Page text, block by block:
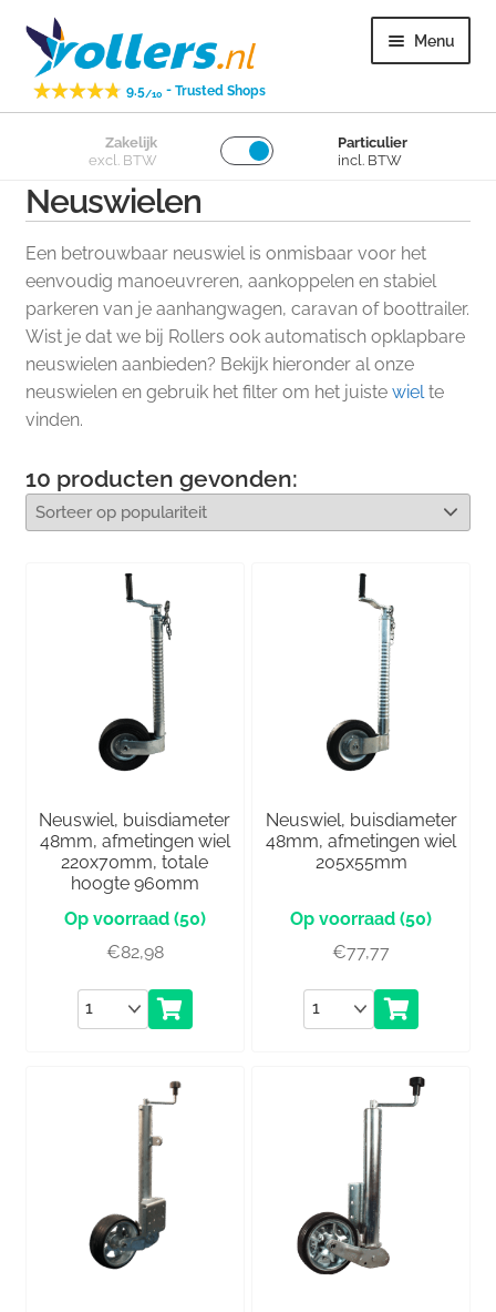
Ga
door
naar
navigatie
Ga
naar
de
inhoud
9.5/10 - Trusted Shops
Menu
Zwenkwielen
Bokwielen
Losse wielen
Overig
Klantenservice
Zakelijk
excl. BTW
Particulier
incl. BTW
Neuswielen
Een betrouwbaar neuswiel is onmisbaar voor het
eenvoudig manoeuvreren, aankoppelen en stabiel
parkeren van je aanhangwagen, caravan of boottrailer.
Wist je dat we bij Rollers ook automatisch opklapbare
neuswielen aanbieden? Bekijk hieronder al onze
neuswielen en gebruik het filter om het juiste wielte
vinden.
10 producten gevonden:
Neuswiel, buisdiameter
48mm, afmetingen wiel
220x70mm, totale
hoogte 960mm
(50)
€82,98
Aantal
Neuswiel, buisdiameter
48mm, afmetingen wiel
205x55mm
(50)
€77,77
Aantal